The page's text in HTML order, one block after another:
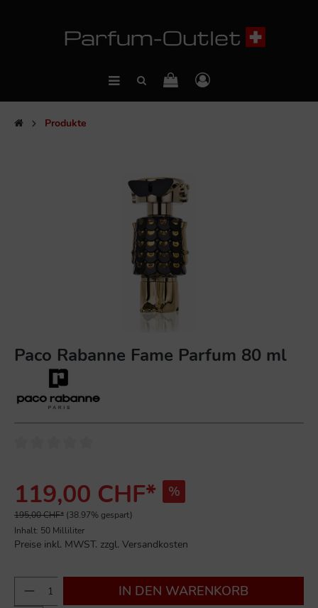
Produkte
Paco Rabanne Fame Parfum 80 ml
119,00 CHF* %
195,00 CHF* (38.97% gespart)
Inhalt: 50 Milliliter
Preise inkl. MWST. zzgl. Versandkosten
IN DEN WARENKORB